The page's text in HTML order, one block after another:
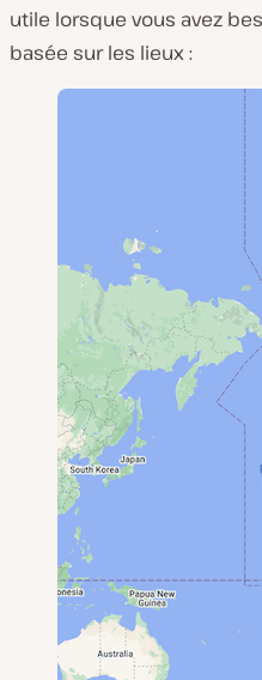
utile lorsque vous avez
basée sur les lieux :